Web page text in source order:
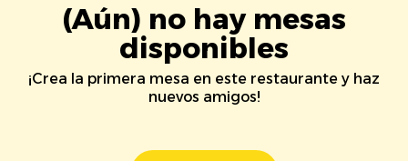
(Aún) no hay mesas
disponibles
¡Crea la primera mesa en este restaurante y haz
nuevos amigos!